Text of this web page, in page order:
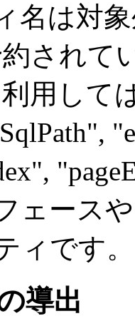
名は対
されて
用して
ェース
ィです。
導出